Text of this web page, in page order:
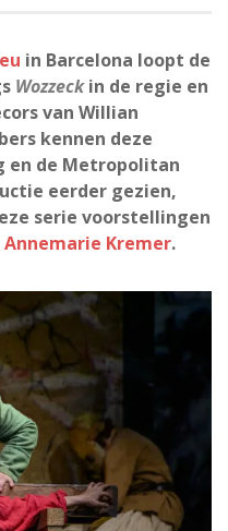
in Barcelona loopt de
Wozzeckin de regie en
van Willian
kennen deze
en de Metropolitan
eerder gezien,
serie voorstellingen
Annemarie Kremer.